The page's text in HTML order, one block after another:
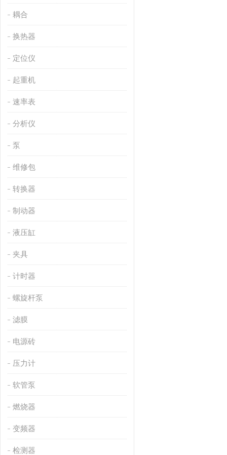
耦合
换热器
定位仪
起重机
速率表
分析仪
泵
维修包
转换器
制动器
液压缸
夹具
计时器
螺旋杆泵
滤膜
电源砖
压力计
软管泵
燃烧器
变频器
检测器